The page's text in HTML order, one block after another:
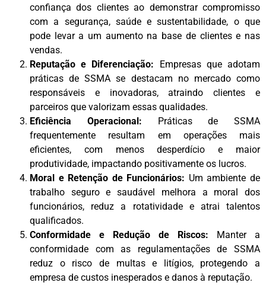
confiança dos clientes ao demonstrar compromisso
com a segurança, saúde e sustentabilidade, o que
pode levar a um aumento na base de clientes e nas
vendas.
Reputação e Diferenciação: Empresas que adotam
práticas de SSMA se destacam no mercado como
responsáveis e inovadoras, atraindo clientes e
parceiros que valorizam essas qualidades.
Eficiência Operacional: Práticas de SSMA
frequentemente resultam em operações mais
eficientes, com menos desperdício e maior
produtividade, impactando positivamente os lucros.
Moral e Retenção de Funcionários: Um ambiente de
trabalho seguro e saudável melhora a moral dos
funcionários, reduz a rotatividade e atrai talentos
qualificados.
Conformidade e Redução de Riscos: Manter a
conformidade com as regulamentações de SSMA
reduz o risco de multas e litígios, protegendo a
empresa de custos inesperados e danos à reputação.